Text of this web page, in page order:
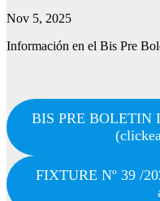
Nov 5, 2025
Información en el Bis Pre
BIS PRE BOLETIN
FIXTURE Nº 39 /